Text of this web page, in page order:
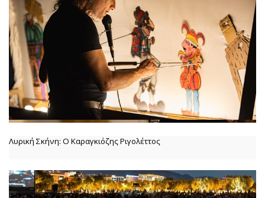
Λυρική Σκήνη: Ο Καραγκιόζης Ριγολέττος